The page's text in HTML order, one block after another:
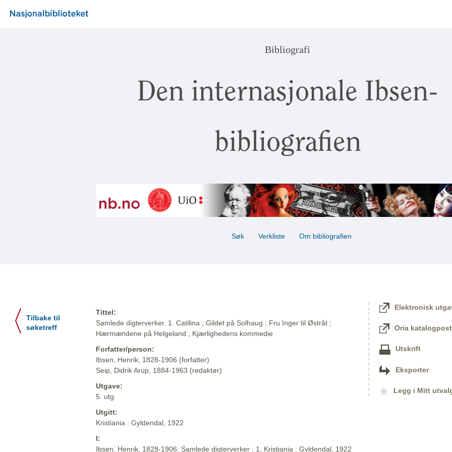
Bibliografi
Den internasjonale Ibsen-
bibliografien
Søk Verkliste Om bibliografien
Tilbake til
søketreff
Tittel:
Samlede digterverker. 1. Catilina ; Gildet på Solhaug ; Fru Inger til Østråt ;
Hærmændene på Helgeland ; Kjærlighedens kommedie
Forfatter/person:
Ibsen, Henrik, 1828-1906 (forfatter)
Seip, Didrik Arup, 1884-1963 (redaktør)
Utgave:
5. utg.
Utgitt:
Kristiania : Gyldendal, 1922
I:
Ibsen, Henrik, 1828-1906: Samlede digterverker : 1, Kristiania : Gyldendal, 1922
Elektronisk
Oria katalogpost
Utskrift
Eksporter
Legg i Mitt